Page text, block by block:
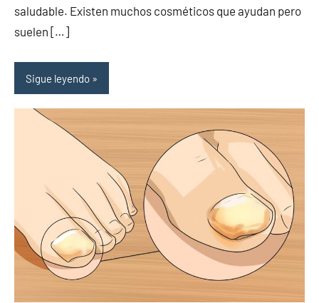
saludable. Existen muchos cosméticos que ayudan pero
suelen […]
Sigue leyendo